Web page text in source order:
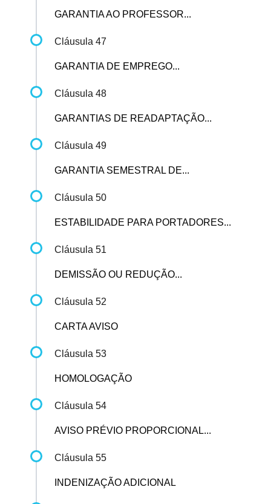
GARANTIA AO PROFESSOR...
Cláusula 47
GARANTIA DE EMPREGO...
Cláusula 48
GARANTIAS DE READAPTAÇÃO...
Cláusula 49
GARANTIA SEMESTRAL DE...
Cláusula 50
ESTABILIDADE PARA PORTADORES...
Cláusula 51
DEMISSÃO OU REDUÇÃO...
Cláusula 52
CARTA AVISO
Cláusula 53
HOMOLOGAÇÃO
Cláusula 54
AVISO PRÉVIO PROPORCIONAL...
Cláusula 55
INDENIZAÇÃO ADICIONAL